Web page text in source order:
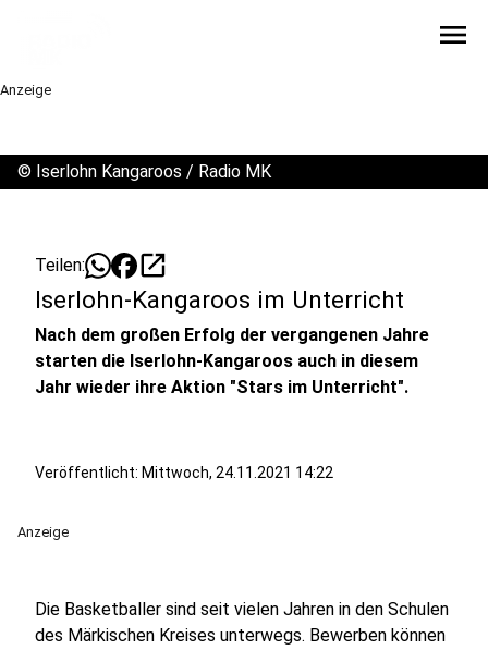
menu
Anzeige
© Iserlohn Kangaroos / Radio MK
Teilen: open_in_new
Iserlohn-Kangaroos im Unterricht
Nach dem großen Erfolg der vergangenen Jahre
starten die Iserlohn-Kangaroos auch in diesem
Jahr wieder ihre Aktion "Stars im Unterricht".
Veröffentlicht: Mittwoch, 24.11.2021 14:22
Anzeige
Die Basketballer sind seit vielen Jahren in den Schulen
des Märkischen Kreises unterwegs. Bewerben können